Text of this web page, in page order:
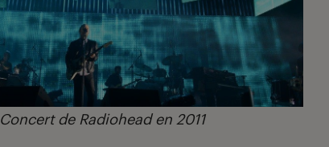
Concert de Radiohead en 2011